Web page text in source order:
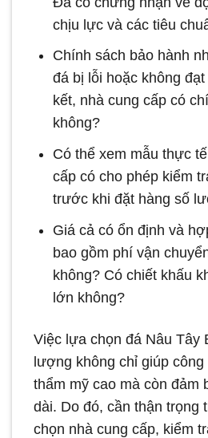
chịu lực và các tiêu
Chính sách bảo hành
đá bị lỗi hoặc không
kết, nhà cung cấp có
không?
Có thể xem mẫu thực
cấp có cho phép kiểm
trước khi đặt hàng số
Giá cả có ổn định và
bao gồm phí vận
không? Có chiết khấu
lớn không?
Việc lựa chọn đá Nâu Tây
lượng không chỉ giúp
thẩm mỹ cao mà còn đảm
dài. Do đó, cần thận trọng
chọn nhà cung cấp, kiểm